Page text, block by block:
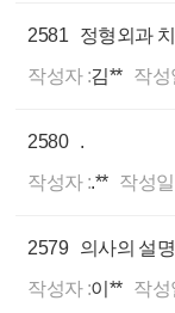
2581
작성자 :김** 작성
2580
.
작성자 :.** 작성
2579
의사의 설
작성자 :이** 작성